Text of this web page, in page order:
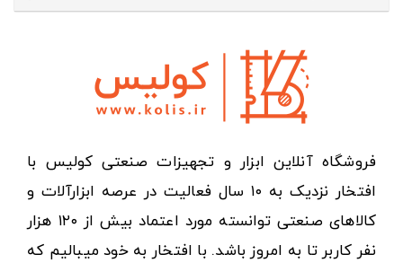
فروشگاه آنلاین ابزار و تجهیزات صنعتی کولیس با
افتخار نزدیک به ۱۰ سال فعالیت در عرصه ابزارآلات و
کالاهای صنعتی توانسته مورد اعتماد بیش از ۱۲۰ هزار
نفر کاربر تا به امروز باشد. با افتخار به خود میبالیم که